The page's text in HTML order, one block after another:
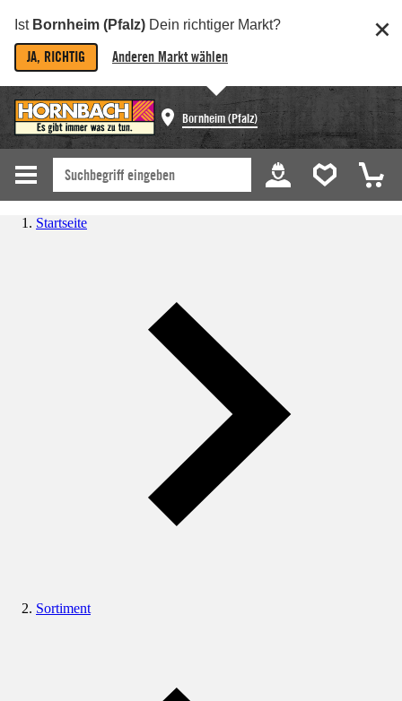
Ist Bornheim (Pfalz) Dein richtiger Markt?
JA, RICHTIG Anderen Markt wählen
Bornheim (Pfalz)
Startseite
Sortiment